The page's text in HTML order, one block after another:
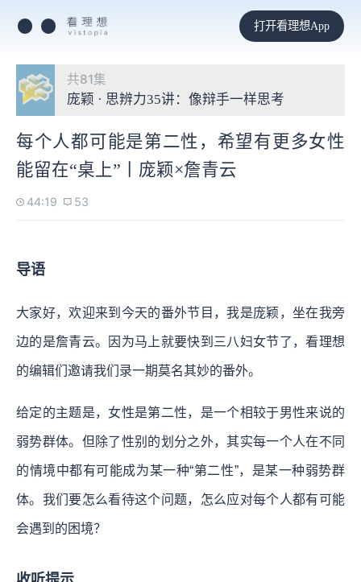
打开看理想App
共81集
庞颖 · 思辨力35讲：像辩手一样思考
每个人都可能是第二性，希望有更多女性
能留在“桌上”丨庞颖×詹青云
44:19 53
导语
大家好，欢迎来到今天的番外节目，我是庞颖，坐在我旁
边的是詹青云。因为马上就要快到三八妇女节了，看理想
的编辑们邀请我们录一期莫名其妙的番外。
给定的主题是，女性是第二性，是一个相较于男性来说的
弱势群体。但除了性别的划分之外，其实每一个人在不同
的情境中都有可能成为某一种“第二性”，是某一种弱势群
体。我们要怎么看待这个问题，怎么应对每个人都有可能
会遇到的困境？